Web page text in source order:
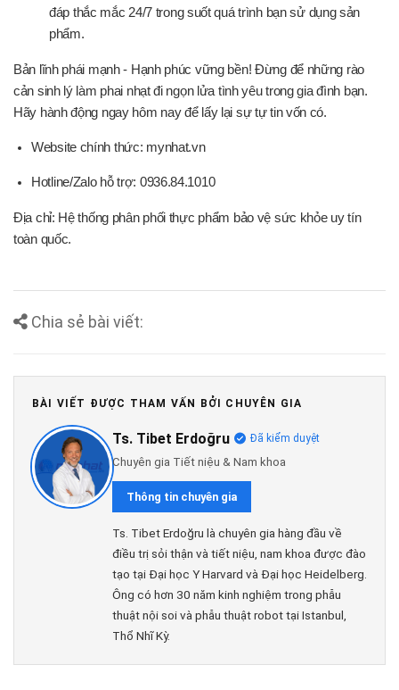
đáp thắc mắc 24/7 trong suốt quá trình bạn sử dụng sản
phẩm.
Bản lĩnh phái mạnh - Hạnh phúc vững bền! Đừng để những rào
cản sinh lý làm phai nhạt đi ngọn lửa tình yêu trong gia đình bạn.
Hãy hành động ngay hôm nay để lấy lại sự tự tin vốn có.
Website chính thức: mynhat.vn
Hotline/Zalo hỗ trợ: 0936.84.1010
Địa chỉ: Hệ thống phân phối thực phẩm bảo vệ sức khỏe uy tín
toàn quốc.
Chia sẻ bài viết:
BÀI VIẾT ĐƯỢC THAM VẤN BỞI CHUYÊN GIA
Ts. Tibet Erdoğru Đã kiểm duyệt
Chuyên gia Tiết niệu & Nam khoa
Thông tin chuyên gia
Ts. Tibet Erdoğru là chuyên gia hàng đầu về
điều trị sỏi thận và tiết niệu, nam khoa được đào
tạo tại Đại học Y Harvard và Đại học Heidelberg.
Ông có hơn 30 năm kinh nghiệm trong phẫu
thuật nội soi và phẫu thuật robot tại Istanbul,
Thổ Nhĩ Kỳ.